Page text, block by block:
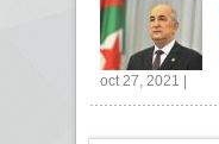
oct 27, 2021 |